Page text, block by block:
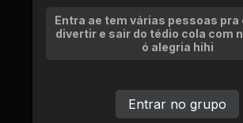
Entra ae tem várias pessoas
divertir e sair do tédio cola com
ó alegria hihi
Entrar no grupo